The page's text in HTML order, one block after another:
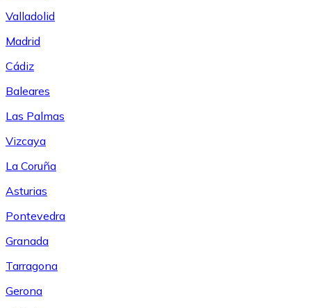
Valladolid
Madrid
Cádiz
Baleares
Las Palmas
Vizcaya
La Coruña
Asturias
Pontevedra
Granada
Tarragona
Gerona